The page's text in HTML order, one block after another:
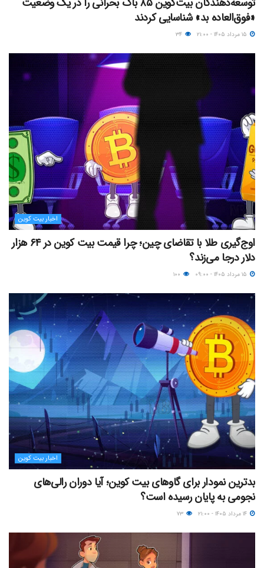
«فوق‌العاده بد» شناسایی کردند
اخبار بیت کوین
اوج‌گیری طلا با تقاضای چین؛ چرا قیمت بیت کوین در ۶۴ هزار
دلار درجا می‌زند؟
اخبار بیت کوین
بدترین نمودار برای گاوهای بیت کوین؛ آیا دوران رالی‌های
نجومی به پایان رسیده است؟